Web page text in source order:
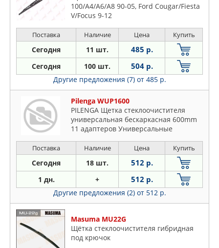
100/A4/A6/A8 90-05, Ford Cougar/Fiesta
V/Focus 9-12
Поставка Наличие Цена Купить
Сегодня 11 шт. 485 р.
Сегодня 100 шт. 504 р.
Другие предложения (7) от 485 р.
Pilenga WUP1600
PILENGA Щетка стеклоочистителя
универсальная бескаркасная 600mm
11 адаптеров Универсальные
Поставка Наличие Цена Купить
Сегодня 18 шт. 512 р.
1 дн. + 512 р.
Другие предложения (2) от 512 р.
Masuma MU22G
Щётка стеклоочистителя гибридная
под крючок